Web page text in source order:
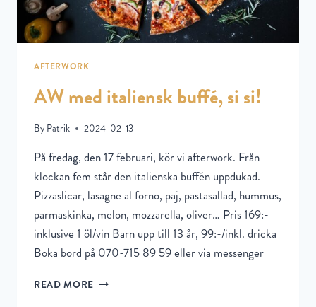
AFTERWORK
AW med italiensk buffé, si si!
By Patrik 2024-02-13
På fredag, den 17 februari, kör vi afterwork. Från
klockan fem står den italienska buffén uppdukad.
Pizzaslicar, lasagne al forno, paj, pastasallad, hummus,
parmaskinka, melon, mozzarella, oliver… Pris 169:-
inklusive 1 öl/vin Barn upp till 13 år, 99:-/inkl. dricka
Boka bord på 070-715 89 59 eller via messenger
READ MORE